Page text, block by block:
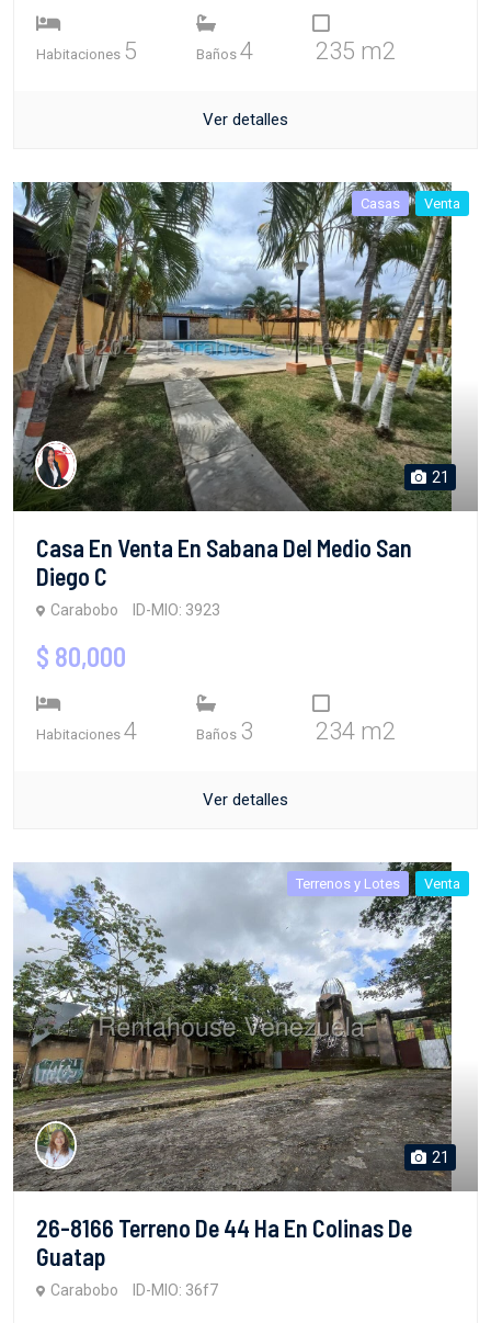
Habitaciones 5 Baños 4 235 m2
Ver detalles
Casas Venta
21
Casa En Venta En Sabana Del Medio San
Diego C
Carabobo ID-MIO: 3923
$ 80,000
Habitaciones 4 Baños 3 234 m2
Ver detalles
Terrenos y Lotes Venta
21
26-8166 Terreno De 44 Ha En Colinas De
Guatap
Carabobo ID-MIO: 36f7